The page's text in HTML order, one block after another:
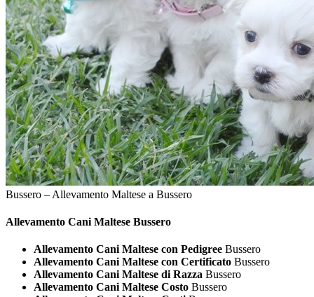
Bussero – Allevamento Maltese a Bussero
Allevamento Cani Maltese Bussero
Allevamento Cani Maltese con Pedigree Bussero
Allevamento Cani Maltese con Certificato Bussero
Allevamento Cani Maltese di Razza Bussero
Allevamento Cani Maltese Costo Bussero